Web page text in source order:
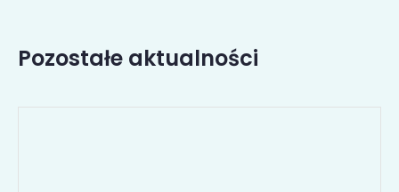
Pozostałe aktualności